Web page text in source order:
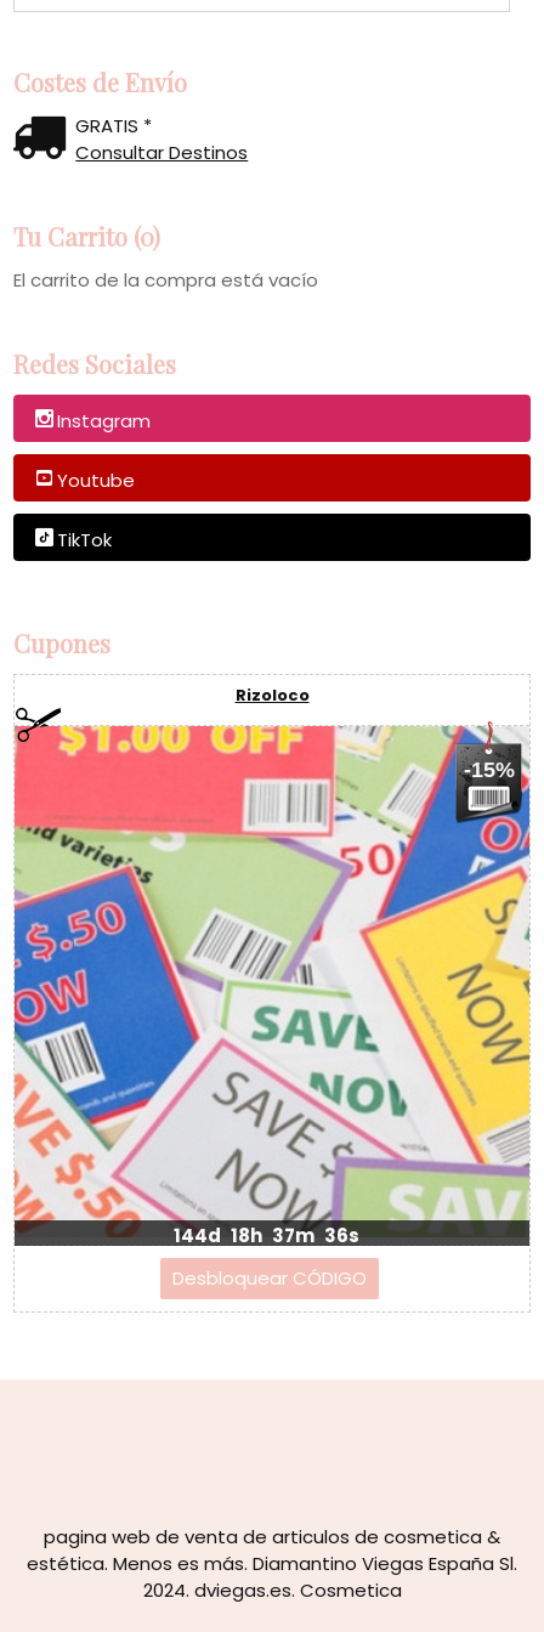
Costes de Envío
GRATIS *
Consultar Destinos
Tu Carrito (0)
El carrito de la compra está vacío
Redes Sociales
Instagram
Youtube
TikTok
Cupones
Rizoloco
-15%
144d 18h 37m 36s
pagina web de venta de articulos de cosmetica &
estética. Menos es más. Diamantino Viegas España Sl.
2024. dviegas.es. Cosmetica